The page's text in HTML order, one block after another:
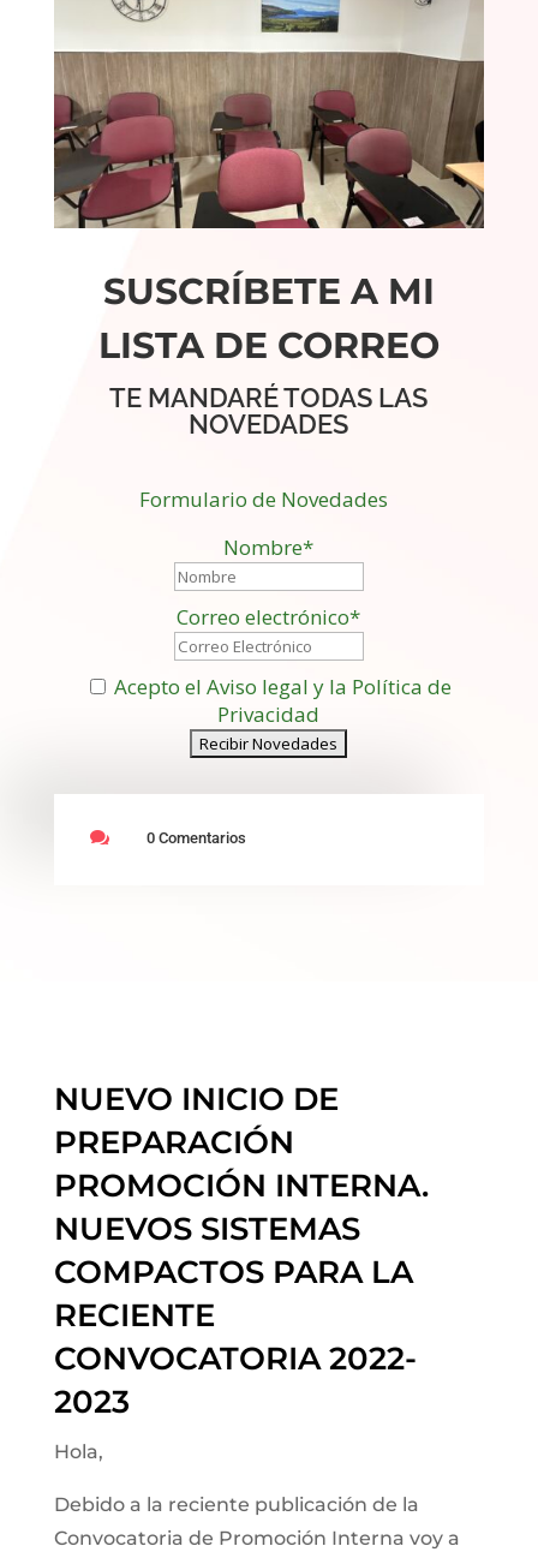
SUSCRÍBETE A MI
LISTA DE CORREO
TE MANDARÉ TODAS LAS
NOVEDADES
Formulario de Novedades
Nombre*
Correo electrónico*
Acepto el Aviso legal y la Política de
Privacidad
 0 Comentarios
NUEVO INICIO DE
PREPARACIÓN
PROMOCIÓN INTERNA.
NUEVOS SISTEMAS
COMPACTOS PARA LA
RECIENTE
CONVOCATORIA 2022-
2023
Hola,
Debido a la reciente publicación de la
Convocatoria de Promoción Interna voy a